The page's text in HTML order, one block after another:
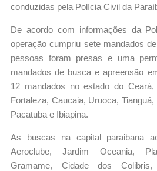
conduzidas pela Polícia Civil da
De acordo com informações da
operação cumpriu sete mandados
pessoas foram presas e uma
mandados de busca e apreensão
12 mandados no estado do
Fortaleza, Caucaia, Uruoca,
Pacatuba e Ibiapina.
As buscas na capital paraibana
Aeroclube, Jardim Oceania,
Gramame, Cidade dos